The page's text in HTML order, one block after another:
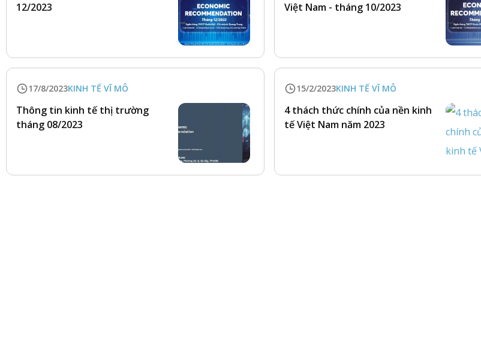
12/2023
Việt Nam - tháng 10/2023
17/8/2023KINH TẾ VĨ MÔ
Thông tin kinh tế thị trường
tháng 08/2023
15/2/2023KINH TẾ VĨ MÔ
4 thách thức chính của nền kinh
tế Việt Nam năm 2023